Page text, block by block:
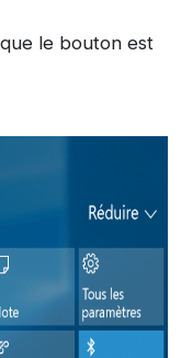
le bouton est